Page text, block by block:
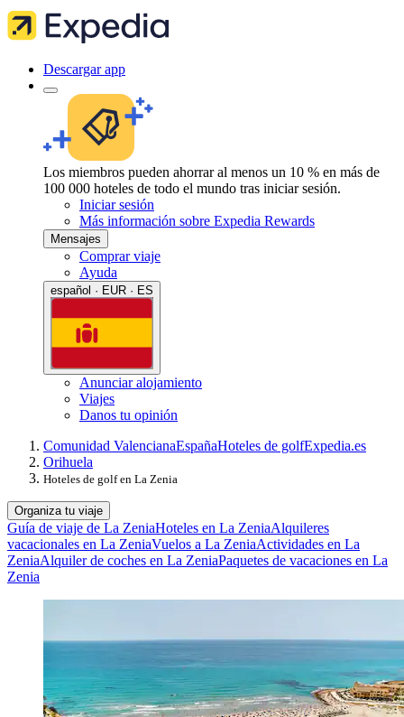
Descargar app
Los miembros pueden ahorrar al menos un 10 % en más de
100 000 hoteles de todo el mundo tras iniciar sesión.
Iniciar sesión
Más información sobre Expedia Rewards
Mensajes
Comprar viaje
Ayuda
español · EUR · ES
Anunciar alojamiento
Viajes
Danos tu opinión
Comunidad ValencianaEspañaHoteles de golfExpedia.es
Orihuela
Hoteles de golf en La Zenia
Organiza tu viaje
Guía de viaje de La ZeniaHoteles en La ZeniaAlquileres
vacacionales en La ZeniaVuelos a La ZeniaActividades en La
ZeniaAlquiler de coches en La ZeniaPaquetes de vacaciones en La
Zenia